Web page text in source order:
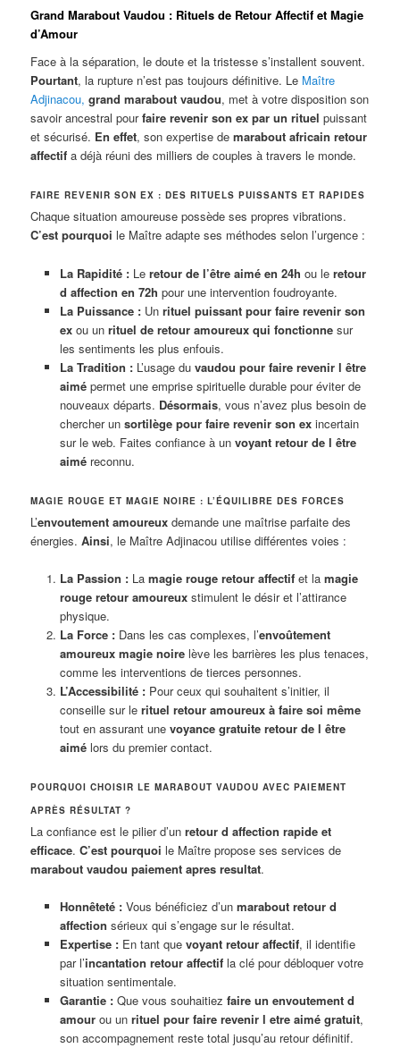
Grand Marabout Vaudou : Rituels de Retour Affectif et Magie
d’Amour
Face à la séparation, le doute et la tristesse s’installent souvent.
Pourtant, la rupture n’est pas toujours définitive. Le Maître
Adjinacou, grand marabout vaudou, met à votre disposition son
savoir ancestral pourfaire revenir son ex par un rituel puissant
et sécurisé. En effet, son expertise demarabout africain retour
affectif a déjà réuni des milliers de couples à travers le monde.
FAIRE REVENIR SON EX : DES RITUELS PUISSANTS ET RAPIDES
Chaque situation amoureuse possède ses propres vibrations.
C’est pourquoi le Maître adapte ses méthodes selon l’urgence :
La Rapidité :Le retour de l’être aimé en 24h ou le retour
d affection en 72h pour une intervention foudroyante.
La Puissance :Un rituel puissant pour faire revenir son
exou un rituel de retour amoureux qui fonctionnesur
les sentiments les plus enfouis.
La Tradition :L’usage du vaudou pour faire revenir l être
aimépermet une emprise spirituelle durable pour éviter de
nouveaux départs. Désormais, vous n’avez plus besoin de
chercher un sortilège pour faire revenir son exincertain
sur le web. Faites confiance à un voyant retour de l être
aiméreconnu.
MAGIE ROUGE ET MAGIE NOIRE : L’ÉQUILIBRE DES FORCES
L’envoutement amoureux demande une maîtrise parfaite des
énergies.Ainsi, le Maître Adjinacou utilise différentes voies :
La Passion :La magie rouge retour affectifet la magie
rouge retour amoureuxstimulent le désir et l’attirance
physique.
La Force :Dans les cas complexes, l’envoûtement
amoureux magie noirelève les barrières les plus tenaces,
comme les interventions de tierces personnes.
L’Accessibilité :Pour ceux qui souhaitent s’initier, il
conseille sur le rituel retour amoureux à faire soi même
tout en assurant une voyance gratuite retour de l être
aimélors du premier contact.
POURQUOI CHOISIR LE MARABOUT VAUDOU AVEC PAIEMENT
APRÈS RÉSULTAT ?
La confiance est le pilier d’unretour d affection rapide et
efficace.C’est pourquoi le Maître propose ses services de
marabout vaudou paiement apres resultat.
Honnêteté :Vous bénéficiez d’un marabout retour d
affection sérieux qui s’engage sur le résultat.
Expertise :En tant que voyant retour affectif, il identifie
par l’incantation retour affectifla clé pour débloquer votre
situation sentimentale.
Garantie :Que vous souhaitiez faire un envoutement d
amourou un rituel pour faire revenir l etre aimé gratuit,
son accompagnement reste total jusqu’au retour définitif.